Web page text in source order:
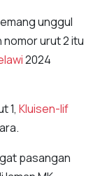
unggul
nomor urut 2 itu
2024
1, Kluisen-Iif
pasangan